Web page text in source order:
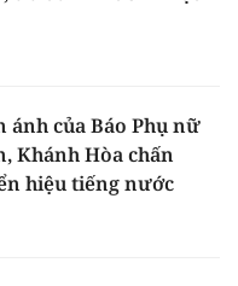
ánh của Báo Phụ nữ
Khánh Hòa chấn
hiệu tiếng nước